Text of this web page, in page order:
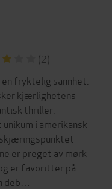
(2)
fryktelig sannhet.
kjærlighetens
thriller.
i amerikansk
skjæringspunktet
er preget av mørk
er favoritter på